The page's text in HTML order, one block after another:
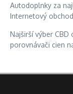
Autodoplnky za
Internetový obchod
Najširší výber CBD
porovnávači cien